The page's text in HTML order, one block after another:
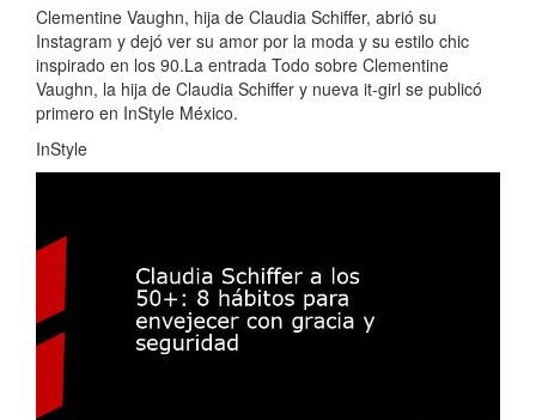
Clementine Vaughn, hija de Claudia Schiffer, abrió su
Instagram y dejó ver su amor por la moda y su estilo chic
inspirado en los 90.La entrada Todo sobre Clementine
Vaughn, la hija de Claudia Schiffer y nueva it-girl se publicó
primero en InStyle México.
InStyle